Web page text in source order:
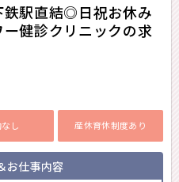
鉄駅直結◎日祝お休み
健診クリニックの求
し 産休育休制度あり
お仕事内容